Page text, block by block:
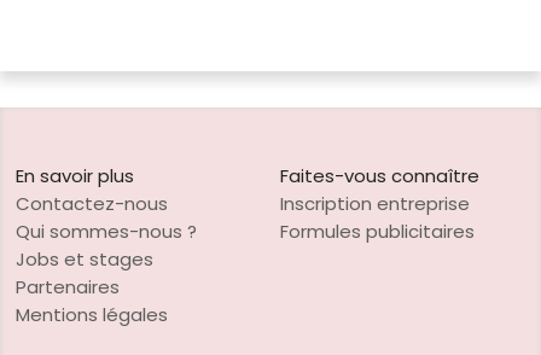
En savoir plus
Contactez-nous
Qui sommes-nous ?
Jobs et stages
Partenaires
Mentions légales
Faites-vous connaître
Inscription entreprise
Formules publicitaires